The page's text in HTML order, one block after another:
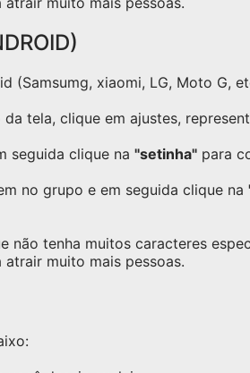
(Samsumg, xiaomi, LG, Moto G,
tela, clique em ajustes,
seguida clique na "setinha" para
no grupo e em seguida clique na
não tenha muitos caracteres
muito mais pessoas.